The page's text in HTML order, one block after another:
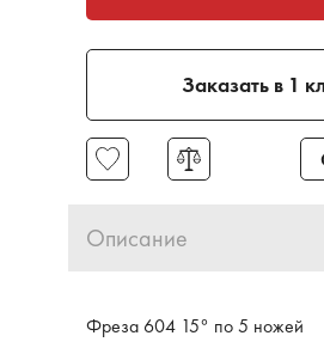
Заказать в 1
Описание
Фреза 604 15° по 5 ножей